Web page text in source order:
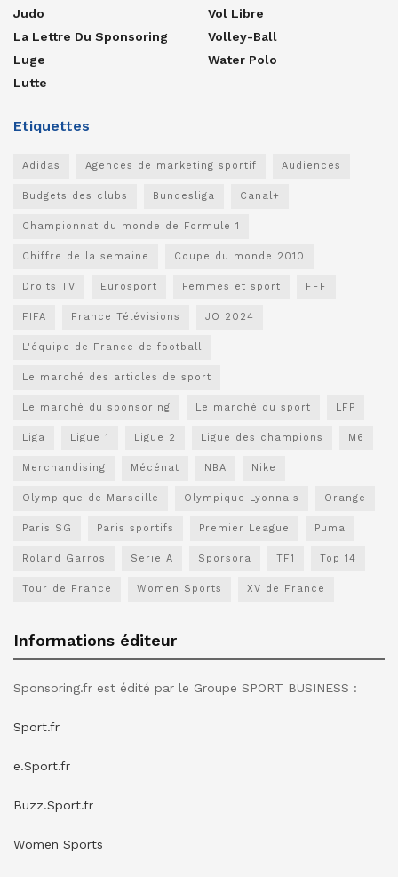
Judo
La Lettre Du Sponsoring
Luge
Lutte
Vol Libre
Volley-Ball
Water Polo
Etiquettes
Adidas Agences de marketing sportif Audiences
Budgets des clubs Bundesliga Canal+
Championnat du monde de Formule 1
Chiffre de la semaine Coupe du monde 2010
Droits TV Eurosport Femmes et sport FFF
FIFA France Télévisions JO 2024
L'équipe de France de football
Le marché des articles de sport
Le marché du sponsoring Le marché du sport LFP
Liga Ligue 1 Ligue 2 Ligue des champions M6
Merchandising Mécénat NBA Nike
Olympique de Marseille Olympique Lyonnais Orange
Paris SG Paris sportifs Premier League Puma
Roland Garros Serie A Sporsora TF1 Top 14
Tour de France Women Sports XV de France
Informations éditeur
Sponsoring.fr est édité par le Groupe SPORT BUSINESS :
Sport.fr
e.Sport.fr
Buzz.Sport.fr
Women Sports